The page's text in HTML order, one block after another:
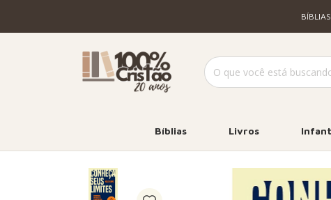
Bíblias Livros